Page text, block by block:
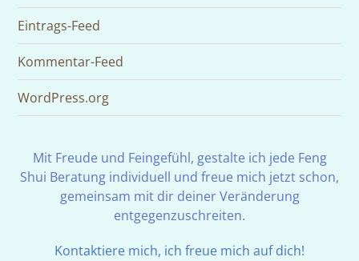
Eintrags-Feed
Kommentar-Feed
WordPress.org
Mit Freude und Feingefühl, gestalte ich jede Feng
Shui Beratung individuell und freue mich jetzt schon,
gemeinsam mit dir deiner Veränderung
entgegenzuschreiten.
Kontaktiere mich, ich freue mich auf dich!